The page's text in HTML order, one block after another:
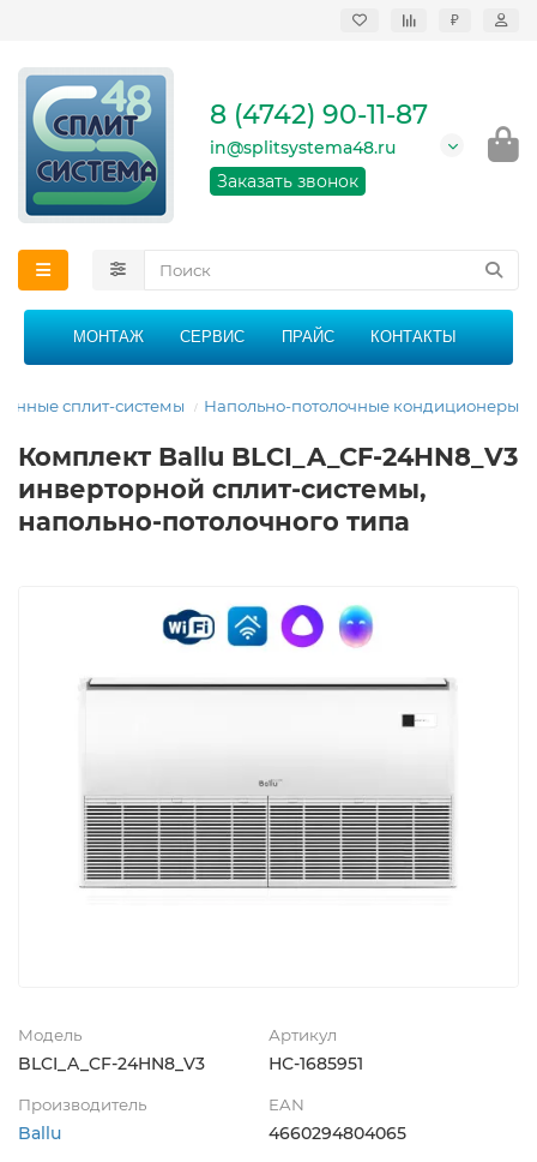
₽
кондиционеров в
области
График работы: 9:00 -
21:00 без перерыва и
8 (4742) 90-11-87
in@splitsystema48.ru
Заказать звонок
МОНТАЖ СЕРВИС ПРАЙС КОНТАКТЫ
сплит-системы Напольно-потолочные кондиционеры
Комплект Ballu BLCI_A_CF-24HN8_V3
инверторной сплит-системы,
напольно-потолочного типа
Модель
BLCI_A_CF-24HN8_V3
Артикул
НС-1685951
Производитель
Ballu
EAN
4660294804065